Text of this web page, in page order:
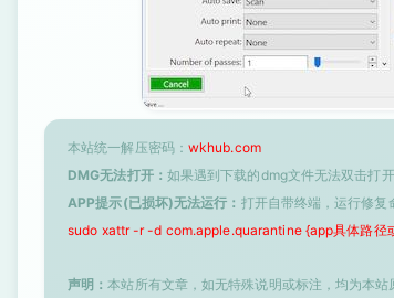
本站统一解压密码： wkhub.com
DMG无法打开： 如果遇到下载的dmg文件无法双击打
APP提示(已损坏)无法运行： 打开自带终端，运行修复
sudo xattr -r -d com.apple.quarantine {app具体路径
声明：本站所有文章，如无特殊说明或标注，均为本